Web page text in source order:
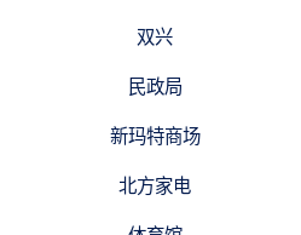
双兴
民政局
新玛特商场
北方家电